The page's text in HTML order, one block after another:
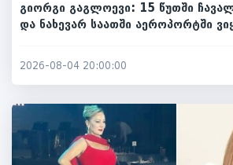
გიორგი გაგლოევი: 15 წუთში
და ნახევარ საათში აეროპორტში
2026-08-04 20:00:00